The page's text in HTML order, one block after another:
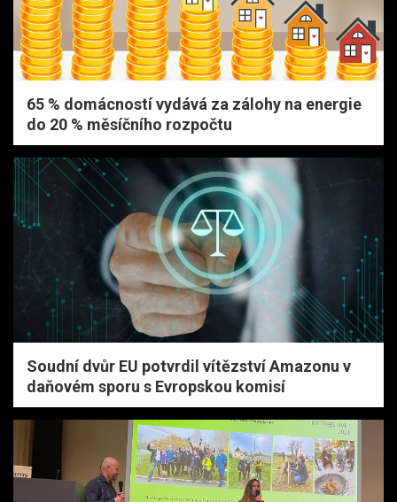
65 % domácností vydává za zálohy na energie
do 20 % měsíčního rozpočtu
Soudní dvůr EU potvrdil vítězství Amazonu v
daňovém sporu s Evropskou komisí